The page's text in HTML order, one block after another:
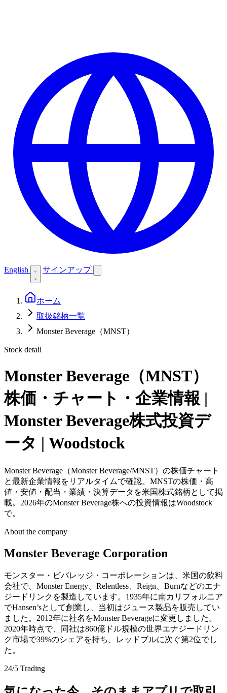
English サインアップ
ホーム
取扱銘柄一覧
Monster Beverage（MNST）
Stock detail
Monster Beverage（MNST）
株価・チャート・企業情報 |
Monster Beverage株式投資デ
ータ | Woodstock
Monster Beverage（Monster Beverage/MNST）の株価チャート
と最新企業情報をリアルタイムで確認。MNSTの株価・高
値・安値・配当・業績・決算データを米国株式銘柄として掲
載。2026年のMonster Beverage株への投資情報はWoodstock
で。
About the company
Monster Beverage Corporation
モンスター・ビバレッジ・コーポレーションは、米国の飲料
会社で、Monster Energy、Relentless、Reign、Burnなどのエナ
ジードリンクを製造しています。1935年に南カリフォルニア
でHansen’sとして創業し、当初はジュース製品を販売してい
ました。2012年に社名をMonster Beverageに変更しました。
2020年時点で、同社は860億ドル規模の世界エナジードリン
ク市場で39%のシェアを持ち、レッドブルに次ぐ第2位でし
た。
24/5 Trading